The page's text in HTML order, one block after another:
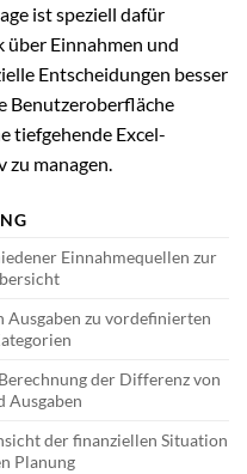
ist speziell dafür
Einnahmen und
Entscheidungen besser
Benutzeroberfläche
tiefgehende Excel-
managen.
Einnahmequellen zur
Ausgaben zu vordefinierten
der Differenz von
Ausgaben
der finanziellen Situation
Planung